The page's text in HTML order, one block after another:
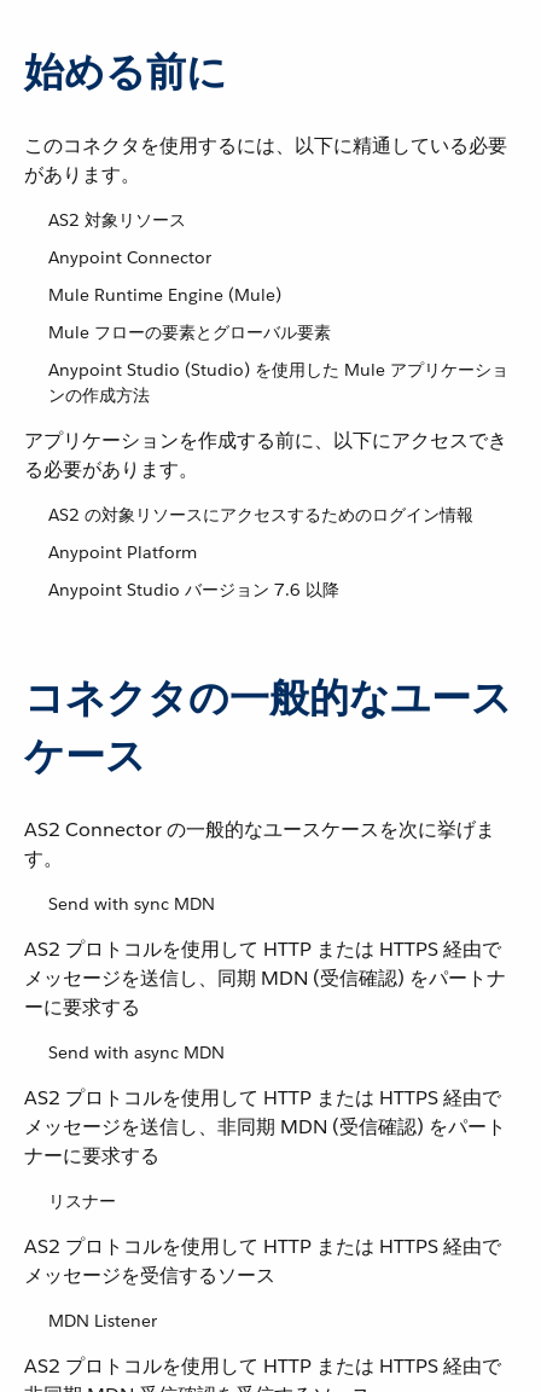
始める前に
このコネクタを使用するには、以下に精通している必要
があります。
AS2 対象リソース
Anypoint Connector
Mule Runtime Engine (Mule)
Mule フローの要素とグローバル要素
Anypoint Studio (Studio) を使用した Mule アプリケーショ
ンの作成方法
アプリケーションを作成する前に、以下にアクセスでき
る必要があります。
AS2 の対象リソースにアクセスするためのログイン情報
Anypoint Platform
Anypoint Studio バージョン 7.6 以降
コネクタの一般的なユース
ケース
AS2 Connector の一般的なユースケースを次に挙げま
す。
Send with sync MDN
AS2 プロトコルを使用して HTTP または HTTPS 経由で
メッセージを送信し、同期 MDN (受信確認) をパートナ
ーに要求する
Send with async MDN
AS2 プロトコルを使用して HTTP または HTTPS 経由で
メッセージを送信し、非同期 MDN (受信確認) をパート
ナーに要求する
リスナー
AS2 プロトコルを使用して HTTP または HTTPS 経由で
メッセージを受信するソース
MDN Listener
AS2 プロトコルを使用して HTTP または HTTPS 経由で